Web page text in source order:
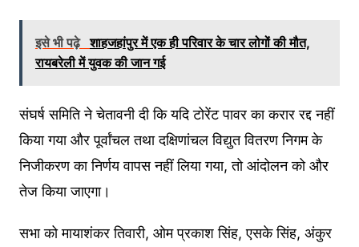
इसे भी पढ़े शाहजहांपुर में एक ही परिवार के चार लोगों की मौत,
रायबरेली में युवक की जान गई
संघर्ष समिति ने चेतावनी दी कि यदि टोरेंट पावर का करार रद्द नहीं
किया गया और पूर्वांचल तथा दक्षिणांचल विद्युत वितरण निगम के
निजीकरण का निर्णय वापस नहीं लिया गया, तो आंदोलन को और
तेज किया जाएगा।
सभा को मायाशंकर तिवारी, ओम प्रकाश सिंह, एसके सिंह, अंकुर